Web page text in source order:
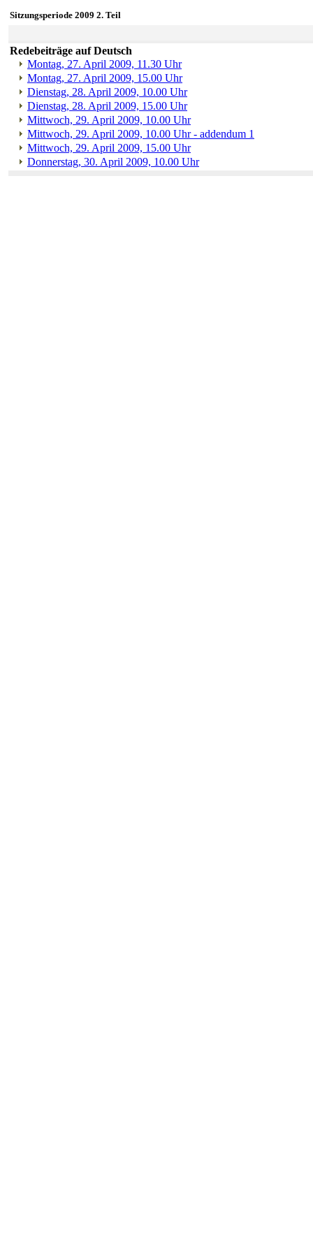
Sitzungsperiode 2009 2. Teil
Redebeiträge auf Deutsch
Montag, 27. April 2009, 11.30 Uhr
Montag, 27. April 2009, 15.00 Uhr
Dienstag, 28. April 2009, 10.00 Uhr
Dienstag, 28. April 2009, 15.00 Uhr
Mittwoch, 29. April 2009, 10.00 Uhr
Mittwoch, 29. April 2009, 10.00 Uhr - addendum 1
Mittwoch, 29. April 2009, 15.00 Uhr
Donnerstag, 30. April 2009, 10.00 Uhr